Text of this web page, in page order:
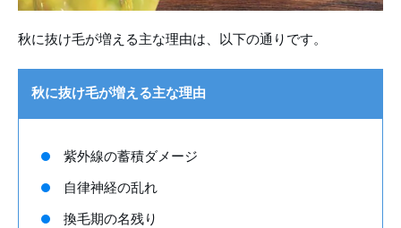
秋に抜け毛が増える主な理由は、以下の通りです。
秋に抜け毛が増える主な理由
紫外線の蓄積ダメージ
自律神経の乱れ
換毛期の名残り